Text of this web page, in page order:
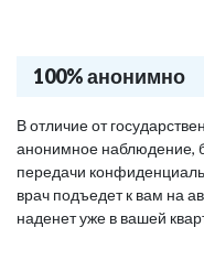
100% анонимно
В отличие от
анонимное наблюдение,
передачи
врач подъедет к вам на
наденет уже в вашей